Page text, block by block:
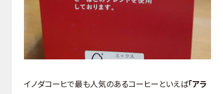
イノダコーヒで最も人気のあるコーヒーといえば「アラ